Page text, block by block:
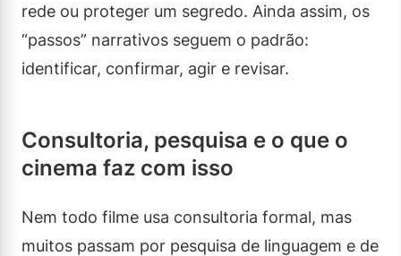
rede ou proteger um segredo. Ainda assim, os
“passos” narrativos seguem o padrão:
identificar, confirmar, agir e revisar.
Consultoria, pesquisa e o que o
cinema faz com isso
Nem todo filme usa consultoria formal, mas
muitos passam por pesquisa de linguagem e de